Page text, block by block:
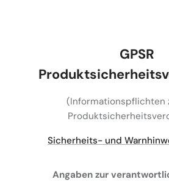
GPSR
(Informationspflichten
Sicherheits- und
Angaben zur